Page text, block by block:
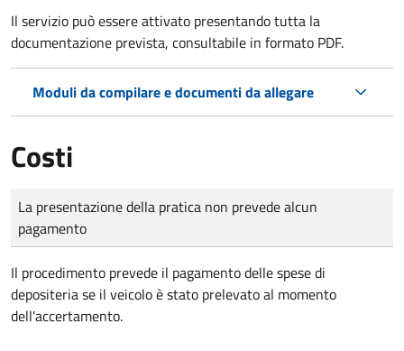
Il servizio può essere attivato presentando tutta la
documentazione prevista, consultabile in formato PDF.
Moduli da compilare e documenti da allegare
Costi
Tipo di pagamento
Importo
La presentazione della pratica non prevede alcun
pagamento
Il procedimento prevede il pagamento delle spese di
depositeria se il veicolo è stato prelevato al momento
dell'accertamento.